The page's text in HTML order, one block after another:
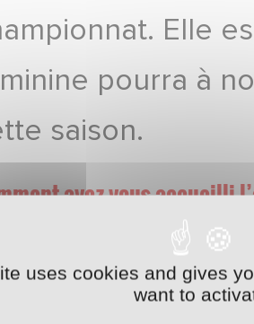
Elle
pourra à
saison.
avez-vous accueilli
s’y attendait un petit peu. Vu le
notamment financièrement
mais l’issue était prévisible.
uses cookies and gives
want to